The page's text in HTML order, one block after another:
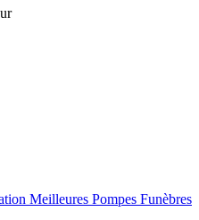
Meilleures Pompes Funèbres